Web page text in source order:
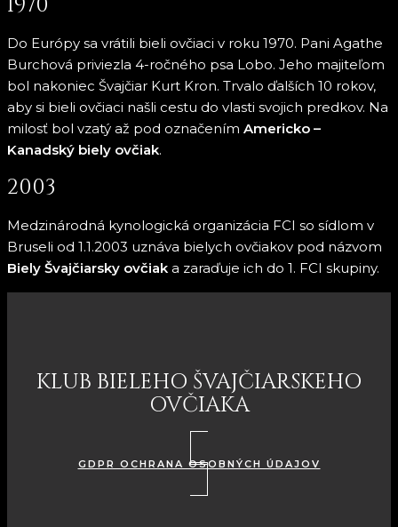
Do Európy sa vrátili bieli ovčiaci v roku 1970. Pani Agathe
Burchová priviezla 4-ročného psa Lobo. Jeho majiteľom
bol nakoniec Švajčiar Kurt Kron. Trvalo ďalších 10 rokov,
aby si bieli ovčiaci našli cestu do vlasti svojich predkov. Na
milosť bol vzatý až pod označením Americko –
Kanadský biely ovčiak.
2003
Medzinárodná kynologická organizácia FCI so sídlom v
Bruseli od 1.1.2003 uznáva bielych ovčiakov pod názvom
Biely Švajčiarsky ovčiak a zaraďuje ich do 1. FCI skupiny.
KLUB BIELEHO ŠVAJČIARSKEHO
OVČIAKA
GDPR OCHRANA OSOBNÝCH ÚDAJOV